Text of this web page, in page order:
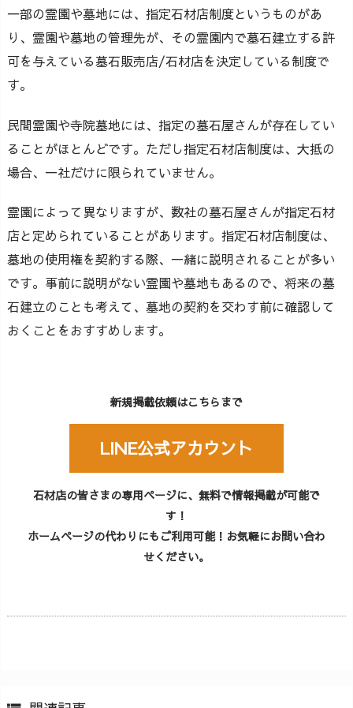
一部の霊園や墓地には、指定石材店制度というものがあ
り、霊園や墓地の管理先が、その霊園内で墓石建立する許
可を与えている墓石販売店/石材店を決定している制度で
す。
民間霊園や寺院墓地には、指定の墓石屋さんが存在してい
ることがほとんどです。ただし指定石材店制度は、大抵の
場合、一社だけに限られていません。
霊園によって異なりますが、数社の墓石屋さんが指定石材
店と定められていることがあります。指定石材店制度は、
墓地の使用権を契約する際、一緒に説明されることが多い
です。事前に説明がない霊園や墓地もあるので、将来の墓
石建立のことも考えて、墓地の契約を交わす前に確認して
おくことをおすすめします。
新規掲載依頼はこちらまで
LINE公式アカウント
石材店の皆さまの専用ページに、無料で情報掲載が可能で
す！
ホームページの代わりにもご利用可能！お気軽にお問い合わ
せください。